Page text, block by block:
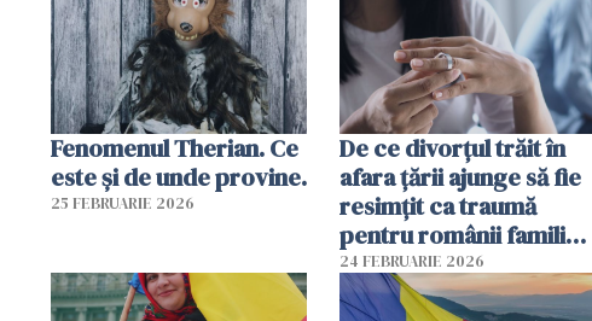
Fenomenul Therian. Ce
este și de unde provine.
25 FEBRUARIE 2026
De ce divorțul trăit în
afara țării ajunge să fie
resimțit ca traumă
pentru românii familiști
și tradiționaliști?
24 FEBRUARIE 2026